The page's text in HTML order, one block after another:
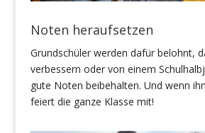
Noten heraufsetzen
Grundschüler werden dafür belohnt,
verbessern oder von einem
gute Noten beibehalten. Und wenn
feiert die ganze Klasse mit!